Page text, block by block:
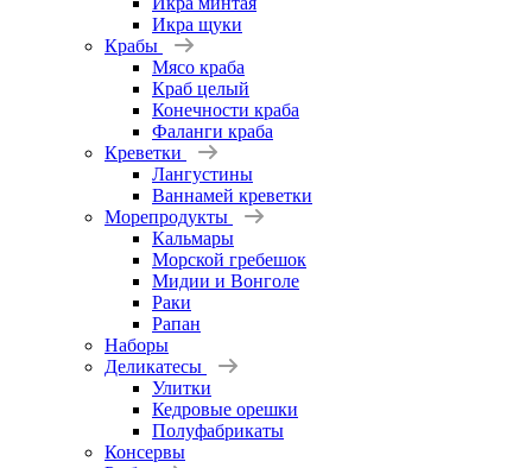
Икра щуки
Крабы
Мясо краба
Краб целый
Конечности краба
Фаланги краба
Креветки
Лангустины
Ваннамей креветки
Морепродукты
Кальмары
Морской гребешок
Мидии и Вонголе
Раки
Рапан
Наборы
Деликатесы
Улитки
Кедровые орешки
Полуфабрикаты
Консервы